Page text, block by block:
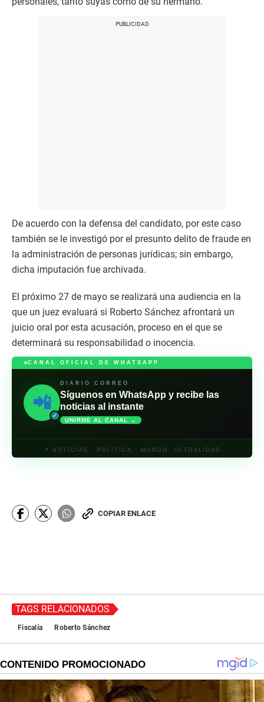
De acuerdo con la defensa del candidato, por este caso
también se le investigó por el presunto delito de fraude en
la administración de personas jurídicas; sin embargo,
dicha imputación fue archivada.
El próximo 27 de mayo se realizará una audiencia en la
que un juez evaluará si Roberto Sánchez afrontará un
juicio oral por esta acusación, proceso en el que se
determinará su responsabilidad o inocencia.
CANAL OFICIAL DE WHATSAPP
📲
✓
DIARIO CORREO
Síguenos en WhatsApp y recibe las
noticias al instante
UNIRME AL CANAL →
📍 NOTICIAS · POLÍTICA · MUNDO· ACTUALIDAD
COPIAR ENLACE
TAGS RELACIONADOS
Fiscalía Roberto Sánchez